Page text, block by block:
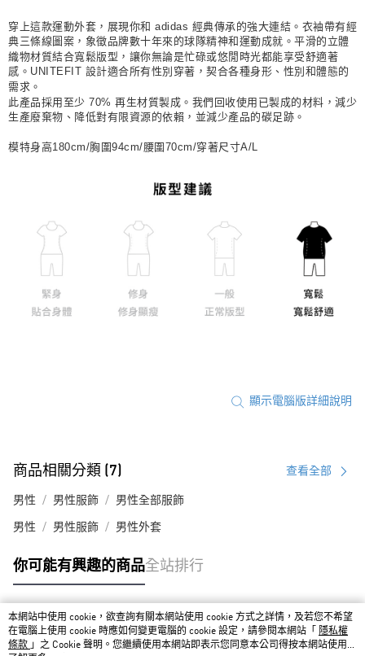
每筆NT$80，滿NT$1,500(含以上)免運費
穿上這款運動外套，展現你和 adidas 經典傳承的強大連結。衣袖帶有經
典三條線圖案，象徵品牌數十年來的球隊精神和運動成就。平滑的立體
織物材質結合寬鬆版型，讓你無論是忙碌或悠閒時光都能享受舒適著
感。UNITEFIT 設計適合所有性別穿著，契合各種身形、性別和體態的
需求。
此產品採用至少 70% 再生材質製成。我們回收使用已製成的材料，減少
生產廢棄物、降低對有限資源的依賴，並減少產品的碳足跡。
模特身高180cm/胸圍94cm/腰圍70cm/穿著尺寸A/L
顯示電腦版詳細說明
商品相關分類 (7) 查看全部
男性 男性服飾 男性全部服飾
男性 男性服飾 男性外套
你可能有興趣的商品全站排行
熱門標籤
本網站中使用 cookie，欲查詢有關本網站使用 cookie 方式之詳情，及若您不希望
在電腦上使用 cookie 時應如何變更電腦的 cookie 設定，請參閱本網站「
隱私權
條款 」之 Cookie 聲明。您繼續使用本網站即表示您同意本公司得按本網站使用條